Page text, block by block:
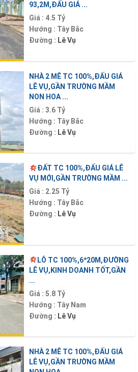
93,2M,ĐẤU GIÁ ...
Giá : 4.5 Tỷ
Hướng : Tây Bắc
Đường : Lê Vụ
NHÀ 2 MÊ TC 100%,ĐẤU GIÁ
LÊ VỤ,GẦN TRƯỜNG MẦM
NON HOA ...
Giá : 3.6 Tỷ
Hướng : Tây Bắc
Đường : Lê Vụ
ĐẤT TC 100%,ĐẤU GIÁ LÊ
VỤ MỚI,GẦN TRƯỜNG MẦM ...
Giá : 2.25 Tỷ
Hướng : Tây Bắc
Đường : Lê Vụ
LÔ TC 100%,6*20M,ĐƯỜNG
LÊ VỤ,KINH DOANH TỐT,GẦN
...
Giá : 5.8 Tỷ
Hướng : Tây Nam
Đường : Lê Vụ
NHÀ 2 MÊ TC 100%,ĐẤU GIÁ
LÊ VỤ,GẦN TRƯỜNG MẦM